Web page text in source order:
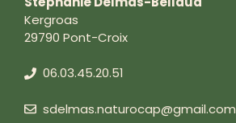
Kergroas
29790 Pont-Croix
06.03.45.20.51
sdelmas.naturocap@gmail.com